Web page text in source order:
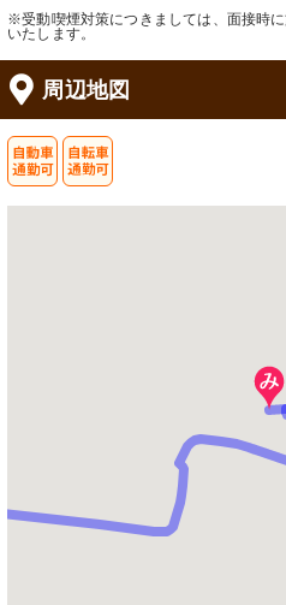
※受動喫煙対策につきましては、面接時
いたします。
周辺地図